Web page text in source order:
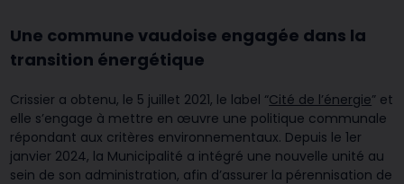
Nous rejoindre
Nos engagements
de recharge
Carport solaire
Une commune vaudoise engagée dans la
transition énergétique
Crissier a obtenu, le 5 juillet 2021, le label “Cité de l’énergie” et
elle s’engage à mettre en œuvre une politique communale
répondant aux critères environnementaux. Depuis le 1er
janvier 2024, la Municipalité a intégré une nouvelle unité au
sein de son administration, afin d’assurer la pérennisation de